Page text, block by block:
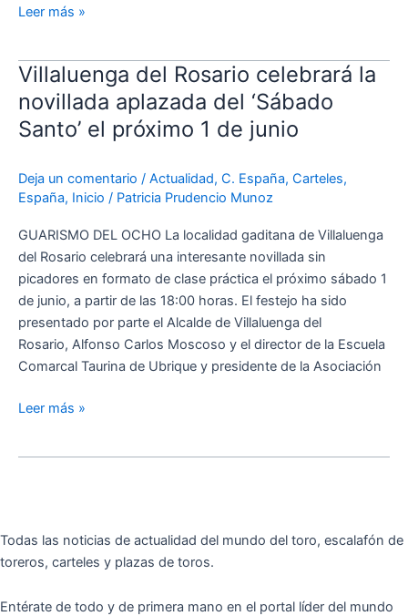
Leer más »
Villaluenga del Rosario celebrará la
novillada aplazada del ‘Sábado
Santo’ el próximo 1 de junio
Deja un comentario / Actualidad, C. España, Carteles,
España, Inicio / Patricia Prudencio Munoz
GUARISMO DEL OCHO La localidad gaditana de Villaluenga
del Rosario celebrará una interesante novillada sin
picadores en formato de clase práctica el próximo sábado 1
de junio, a partir de las 18:00 horas. El festejo ha sido
presentado por parte el Alcalde de Villaluenga del
Rosario, Alfonso Carlos Moscoso y el director de la Escuela
Comarcal Taurina de Ubrique y presidente de la Asociación
Villaluenga
Rosario
celebrará
novillada
aplazada
‘Sábado
Santo’
el
próximo
1
de
junio
Leer más »
Todas las noticias de actualidad del mundo del toro, escalafón de
toreros, carteles y plazas de toros.
Entérate de todo y de primera mano en el portal líder del mundo